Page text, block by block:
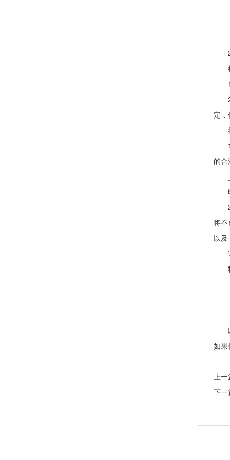
2
根
1
2
定
我
1
的合
电
2
将
以及
请
特
以
如果
上
下